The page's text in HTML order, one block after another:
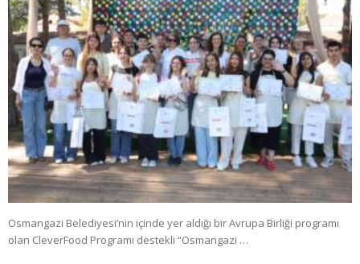
Osmangazi Belediyesi’nin içinde yer aldığı bir Avrupa Birliği programı
olan CleverFood Programı destekli “Osmangazi …